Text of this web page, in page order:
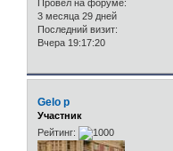
Провел на форуме:
3 месяца 29 дней
Последний визит:
Вчера 19:17:20
Gelo p
Участник
Рейтинг: